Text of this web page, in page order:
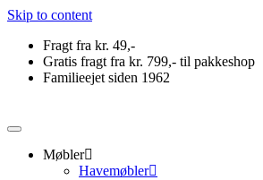
Skip to content
Fragt fra kr. 49,-
Gratis fragt fra kr. 799,- til pakkeshop
Familieejet siden 1962
Møbler
Havemøbler